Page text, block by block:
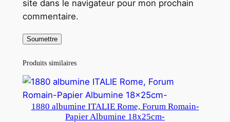
site dans le navigateur pour mon prochain
commentaire.
Produits similaires
1880 albumine ITALIE Rome, Forum Romain-
Papier Albumine 18x25cm-